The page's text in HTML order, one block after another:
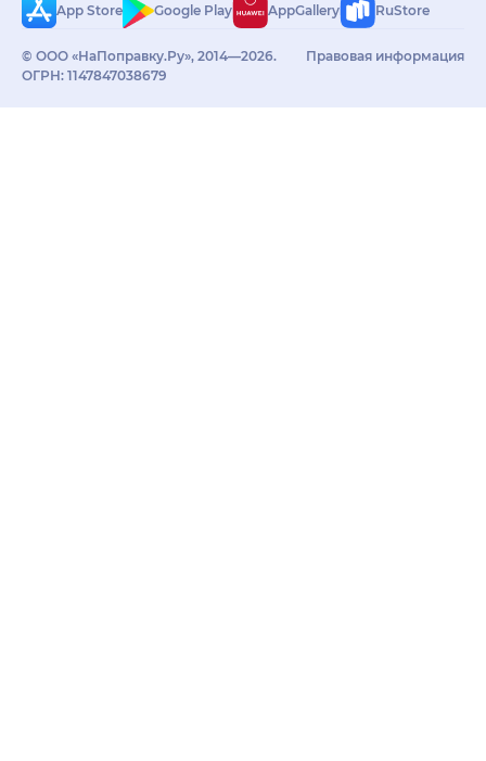
App Store
Google Play AppGallery RuStore
© ООО «НаПоправку.Ру», 2014—2026.
ОГРН: 1147847038679
Правовая информация